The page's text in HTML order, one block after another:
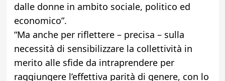
dalle donne in ambito sociale, politico ed
economico”.
“Ma anche per riflettere – precisa – sulla
necessità di sensibilizzare la collettività in
merito alle sfide da intraprendere per
raggiungere l’effettiva parità di genere, con lo